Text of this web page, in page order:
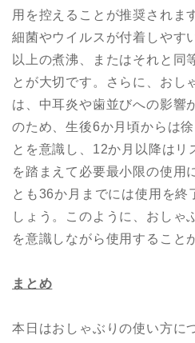
用を控えることが推奨されま
細菌やウイルスが付着しやす
以上の煮沸、またはそれと同
とが大切です。さらに、おし
は、中耳炎や歯並びへの影響
のため、生後6か月頃からは
とを意識し、12か月以降はリ
を踏まえて必要最小限の使用
とも36か月までには使用を終
しょう。このように、おしゃ
を意識しながら使用すること
まとめ
本日はおしゃぶりの使い方に